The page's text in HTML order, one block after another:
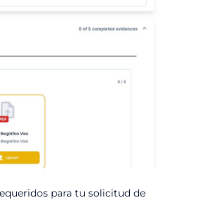
para tu solicitud de